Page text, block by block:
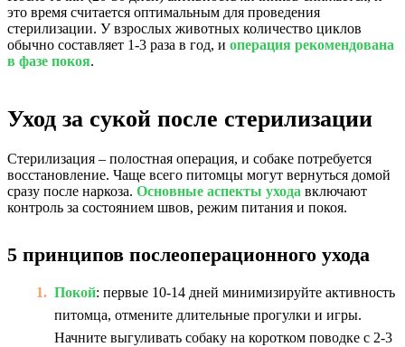
это время считается оптимальным для проведения
стерилизации. У взрослых животных количество циклов
обычно составляет 1-3 раза в год, и операция рекомендована
в фазе покоя.
Уход за сукой после стерилизации
Стерилизация – полостная операция, и собаке потребуется
восстановление. Чаще всего питомцы могут вернуться домой
сразу после наркоза. Основные аспекты ухода включают
контроль за состоянием швов, режим питания и покоя.
5 принципов послеоперационного ухода
Покой: первые 10-14 дней минимизируйте активность
питомца, отмените длительные прогулки и игры.
Начните выгуливать собаку на коротком поводке с 2-3